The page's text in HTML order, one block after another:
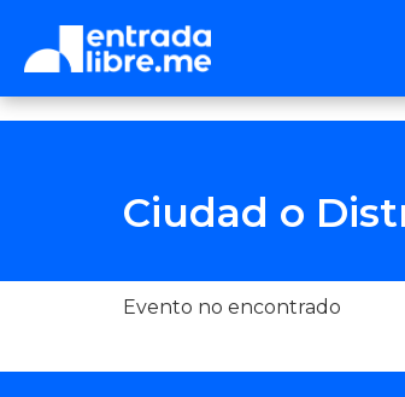
Ciudad o
Evento no encontrado